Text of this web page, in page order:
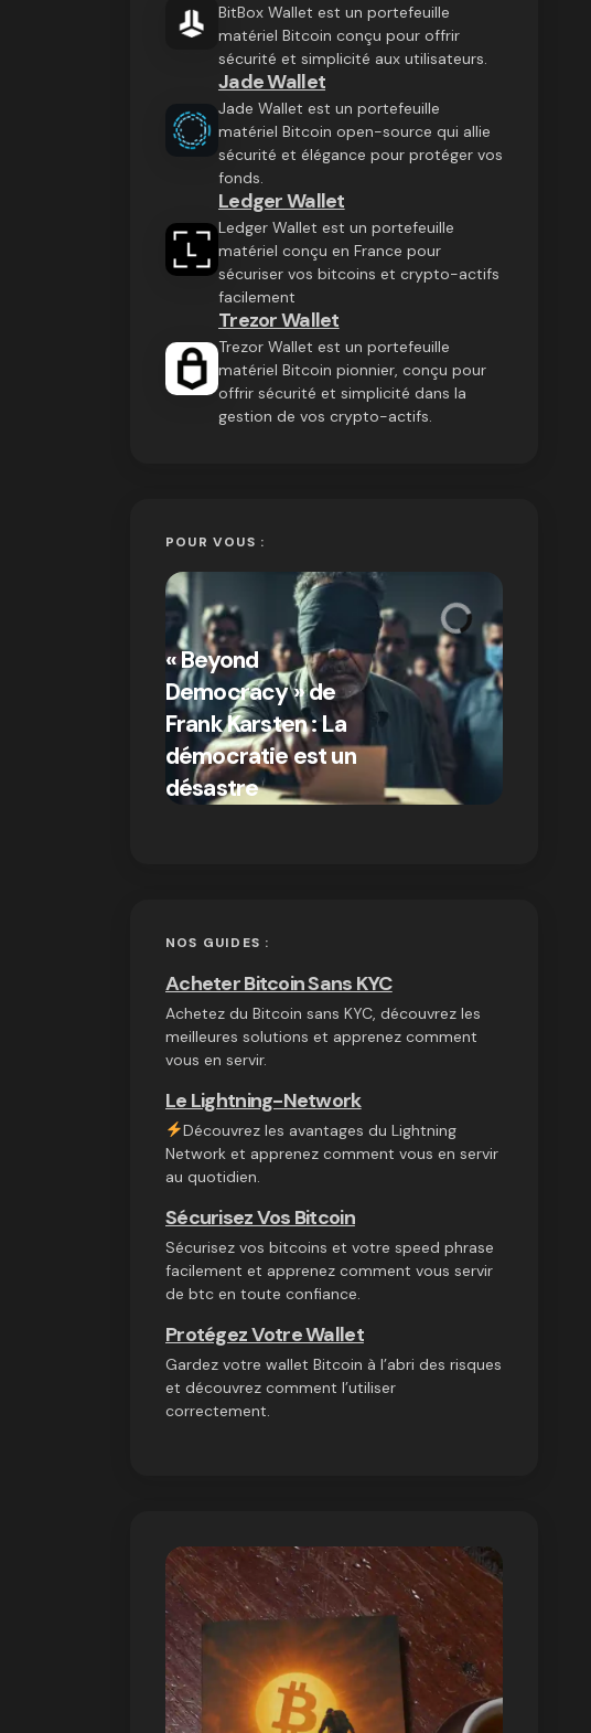
BitBox Wallet est un portefeuille
matériel Bitcoin conçu pour offrir
sécurité et simplicité aux utilisateurs.
Jade Wallet
Jade Wallet est un portefeuille
matériel Bitcoin open-source qui allie
sécurité et élégance pour protéger vos
fonds.
Ledger Wallet
Ledger Wallet est un portefeuille
matériel conçu en France pour
sécuriser vos bitcoins et crypto-actifs
facilement
Trezor Wallet
Trezor Wallet est un portefeuille
matériel Bitcoin pionnier, conçu pour
offrir sécurité et simplicité dans la
gestion de vos crypto-actifs.
POUR VOUS :
« Beyond
Democracy » de
Frank Karsten : La
démocratie est un
désastre
on 03/10/2024
NOS GUIDES :
Acheter Bitcoin Sans KYC
Achetez du Bitcoin sans KYC, découvrez les
meilleures solutions et apprenez comment
vous en servir.
Le Lightning-Network
Découvrez les avantages du Lightning
Network et apprenez comment vous en servir
au quotidien.
Sécurisez Vos Bitcoin
Sécurisez vos bitcoins et votre speed phrase
facilement et apprenez comment vous servir
de btc en toute confiance.
Protégez Votre Wallet
Gardez votre wallet Bitcoin à l’abri des risques
et découvrez comment l’utiliser
correctement.